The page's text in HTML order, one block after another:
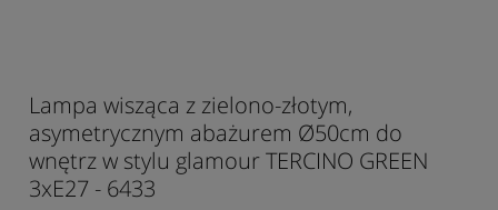
Lampa wisząca z zielono-złotym,
asymetrycznym abażurem Ø50cm do
wnętrz w stylu glamour TERCINO GREEN
3xE27 - 6433